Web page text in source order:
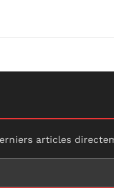
articles